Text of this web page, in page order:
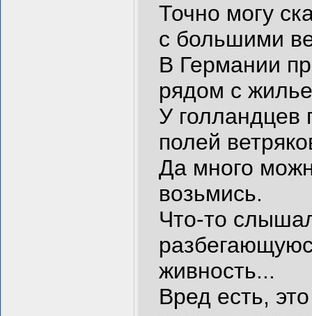
Точно могу
с большими
В Германии
рядом с
У голландцев
полей
Да много
возьмись.
Что-то
живность...
Вред есть,